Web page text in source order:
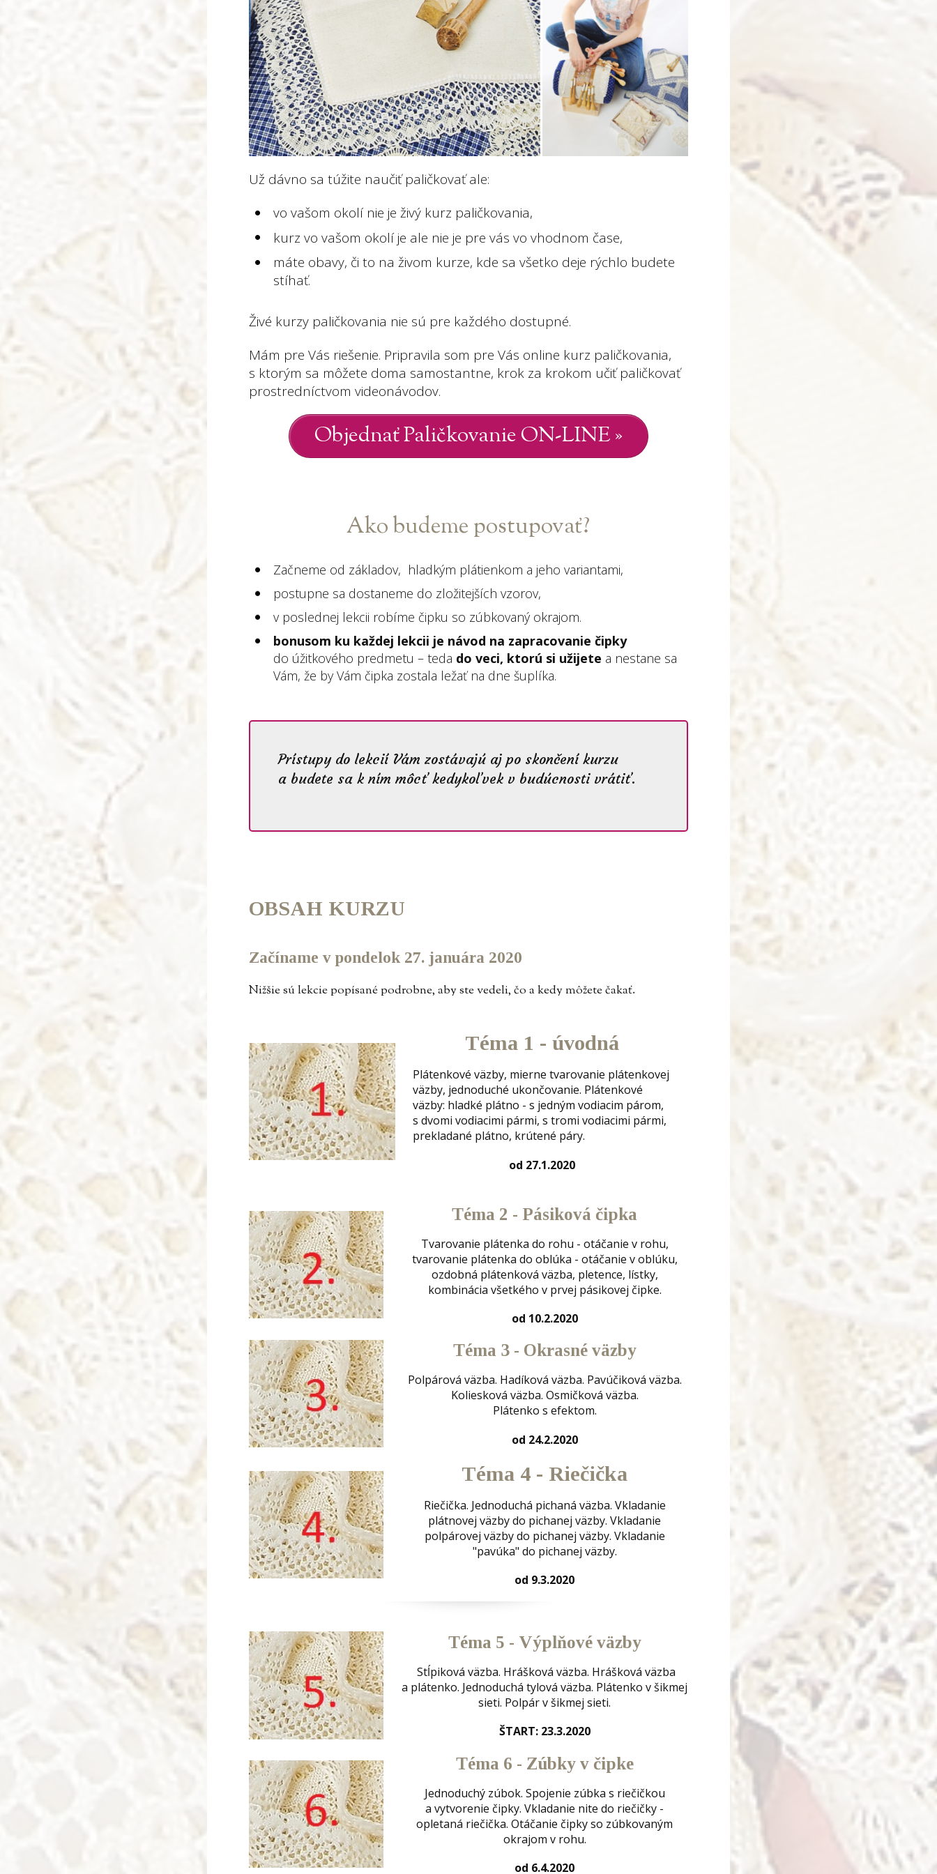
Už dávno sa túžite naučiť paličkovať ale:
vo vašom okolí nie je živý kurz paličkovania,
kurz vo vašom okolí je ale nie je pre vás vo vhodnom čase,
máte obavy, či to na živom kurze, kde sa všetko deje rýchlo budete
stíhať.
Živé kurzy paličkovania nie sú pre každého dostupné.
Mám pre Vás riešenie. Pripravila som pre Vás online kurz paličkovania,
s ktorým sa môžete doma samostantne, krok za krokom učiť paličkovať
prostredníctvom videonávodov.
Objednať Paličkovanie ON-LINE »
Ako budeme postupovať?
Začneme od základov, hladkým plátienkom a jeho variantami,
postupne sa dostaneme do zložitejších vzorov,
v poslednej lekcii robíme čipku so zúbkovaný okrajom.
bonusom ku každej lekcii je návod na zapracovanie čipky
do úžitkového predmetu – teda do veci, ktorú si užijete a nestane sa
Vám, že by Vám čipka zostala ležať na dne šuplíka.
Prístupy do lekcií Vám zostávajú aj po skončení kurzu
a budete sa k ním môcť kedykoľvek v budúcnosti vrátiť.
OBSAH KURZU
Začíname v pondelok 27. januára 2020
Nižšie sú lekcie popísané podrobne, aby ste vedeli, čo a kedy môžete čakať.
Téma 1 - úvodná
Plátenkové väzby, mierne tvarovanie plátenkovej
väzby, jednoduché ukončovanie. Plátenkové
väzby: hladké plátno - s jedným vodiacim párom,
s dvomi vodiacimi pármi, s tromi vodiacimi pármi,
prekladané plátno, krútené páry.
od 27.1.2020
Téma 2 - Pásiková čipka
Tvarovanie plátenka do rohu - otáčanie v rohu,
tvarovanie plátenka do oblúka - otáčanie v oblúku,
ozdobná plátenková väzba, pletence, lístky,
kombinácia všetkého v prvej pásikovej čipke.
od 10.2.2020
Téma 3 - Okrasné väzby
Polpárová väzba. Hadíková väzba. Pavúčiková väzba.
Koliesková väzba. Osmičková väzba.
Plátenko s efektom.
od 24.2.2020
Téma 4 - Riečička
Riečička. Jednoduchá pichaná väzba. Vkladanie
plátnovej väzby do pichanej väzby. Vkladanie
polpárovej väzby do pichanej väzby. Vkladanie
"pavúka" do pichanej väzby.
od 9.3.2020
Téma 5 - Výplňové väzby
Stĺpiková väzba. Hrášková väzba. Hrášková väzba
a plátenko. Jednoduchá tylová väzba. Plátenko v šikmej
sieti. Polpár v šikmej sieti.
ŠTART: 23.3.2020
Téma 6 - Zúbky v čipke
Jednoduchý zúbok. Spojenie zúbka s riečičkou
a vytvorenie čipky. Vkladanie nite do riečičky -
opletaná riečička. Otáčanie čipky so zúbkovaným
okrajom v rohu.
od 6.4.2020